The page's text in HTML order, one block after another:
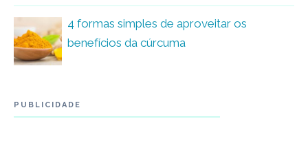
4 formas simples de aproveitar os
benefícios da cúrcuma
PUBLICIDADE